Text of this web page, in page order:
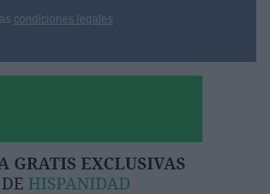
condiciones legales